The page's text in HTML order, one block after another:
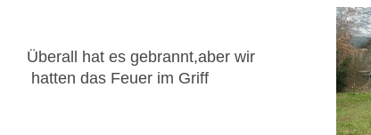
Überall hat es gebrannt,aber wir
hatten das Feuer im Griff